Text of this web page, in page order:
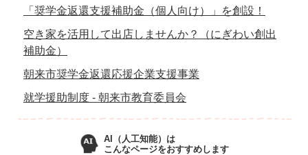
「奨学金返還支援補助金（個人向け）」を創設！
空き家を活用して出店しませんか？（にぎわい創出
補助金）
朝来市奨学金返還応援企業支援事業
就学援助制度 - 朝来市教育委員会
AI（人工知能）は
こんなページをおすすめします